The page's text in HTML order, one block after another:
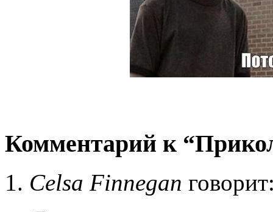
Комментарий к
Celsa Finnegan